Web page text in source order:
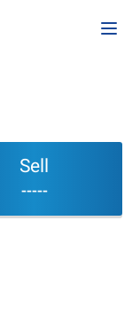
Sell
-----